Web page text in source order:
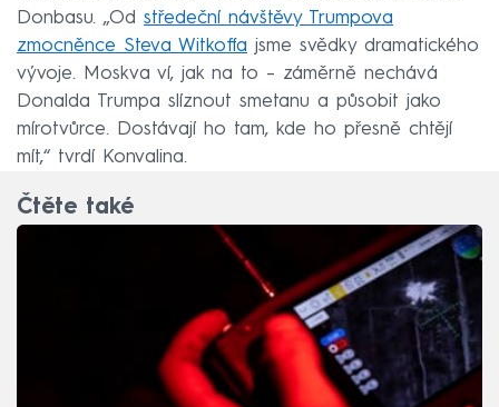
Donbasu. „Od středeční návštěvy Trumpova
zmocněnce Steva Witkoffa jsme svědky dramatického
vývoje. Moskva ví, jak na to – záměrně nechává
Donalda Trumpa slíznout smetanu a působit jako
mírotvůrce. Dostávají ho tam, kde ho přesně chtějí
mít,“ tvrdí Konvalina.
Čtěte také